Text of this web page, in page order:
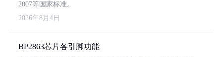
2007等国家标准。
2026年8月4日
BP2863芯片各引脚功能